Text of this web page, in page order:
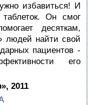
избавиться! И
Он смог
десяткам,
людей найти свой
пациентов -
его
2011